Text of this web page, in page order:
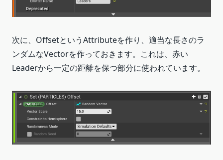
次に、OffsetというAttributeを作り、適当な長さのラ
ンダムなVectorを作っておきます。これは、赤い
Leaderから一定の距離を保つ部分に使われています。